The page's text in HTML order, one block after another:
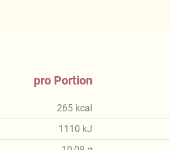
pro Portion
265 kcal
1110 kJ